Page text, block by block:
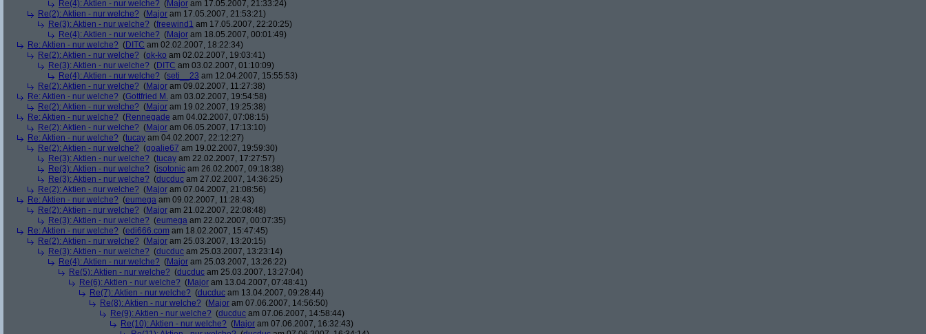
Re(4): Aktien - nur welche? (Major am 17.05.2007, 21:33:24)
Re(2): Aktien - nur welche? (Major am 17.05.2007, 21:53:21)
Re(3): Aktien - nur welche? (freewind1 am 17.05.2007, 22:20:25)
Re(4): Aktien - nur welche? (Major am 18.05.2007, 00:01:49)
Re: Aktien - nur welche? (DITC am 02.02.2007, 18:22:34)
Re(2): Aktien - nur welche? (ok-ko am 02.02.2007, 19:03:41)
Re(3): Aktien - nur welche? (DITC am 03.02.2007, 01:10:09)
Re(4): Aktien - nur welche? (seti__23 am 12.04.2007, 15:55:53)
Re(2): Aktien - nur welche? (Major am 09.02.2007, 11:27:38)
Re: Aktien - nur welche? (Gottfried M. am 03.02.2007, 19:54:58)
Re(2): Aktien - nur welche? (Major am 19.02.2007, 19:25:38)
Re: Aktien - nur welche? (Rennegade am 04.02.2007, 07:08:15)
Re(2): Aktien - nur welche? (Major am 06.05.2007, 17:13:10)
Re: Aktien - nur welche? (tucay am 04.02.2007, 22:12:27)
Re(2): Aktien - nur welche? (goalie67 am 19.02.2007, 19:59:30)
Re(3): Aktien - nur welche? (tucay am 22.02.2007, 17:27:57)
Re(3): Aktien - nur welche? (isotonic am 26.02.2007, 09:18:38)
Re(3): Aktien - nur welche? (ducduc am 27.02.2007, 14:36:25)
Re(2): Aktien - nur welche? (Major am 07.04.2007, 21:08:56)
Re: Aktien - nur welche? (eumega am 09.02.2007, 11:28:43)
Re(2): Aktien - nur welche? (Major am 21.02.2007, 22:08:48)
Re(3): Aktien - nur welche? (eumega am 22.02.2007, 00:07:35)
Re: Aktien - nur welche? (edi666.com am 18.02.2007, 15:47:45)
Re(2): Aktien - nur welche? (Major am 25.03.2007, 13:20:15)
Re(3): Aktien - nur welche? (ducduc am 25.03.2007, 13:23:14)
Re(4): Aktien - nur welche? (Major am 25.03.2007, 13:26:22)
Re(5): Aktien - nur welche? (ducduc am 25.03.2007, 13:27:04)
Re(6): Aktien - nur welche? (Major am 13.04.2007, 07:48:41)
Re(7): Aktien - nur welche? (ducduc am 13.04.2007, 09:28:44)
Re(8): Aktien - nur welche? (Major am 07.06.2007, 14:56:50)
Re(9): Aktien - nur welche? (ducduc am 07.06.2007, 14:58:44)
Re(10): Aktien - nur welche? (Major am 07.06.2007, 16:32:43)